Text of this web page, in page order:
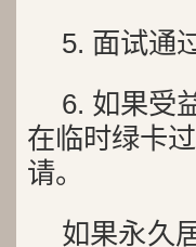
5. 面试通
6. 如果受
在临时绿卡
请。
如果永久